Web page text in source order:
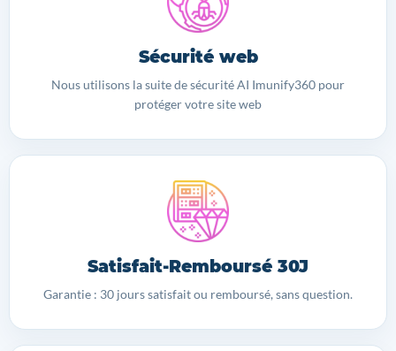
Sécurité web
Nous utilisons la suite de sécurité AI Imunify360 pour
protéger votre site web
Satisfait-Remboursé 30J
Garantie : 30 jours satisfait ou remboursé, sans question.